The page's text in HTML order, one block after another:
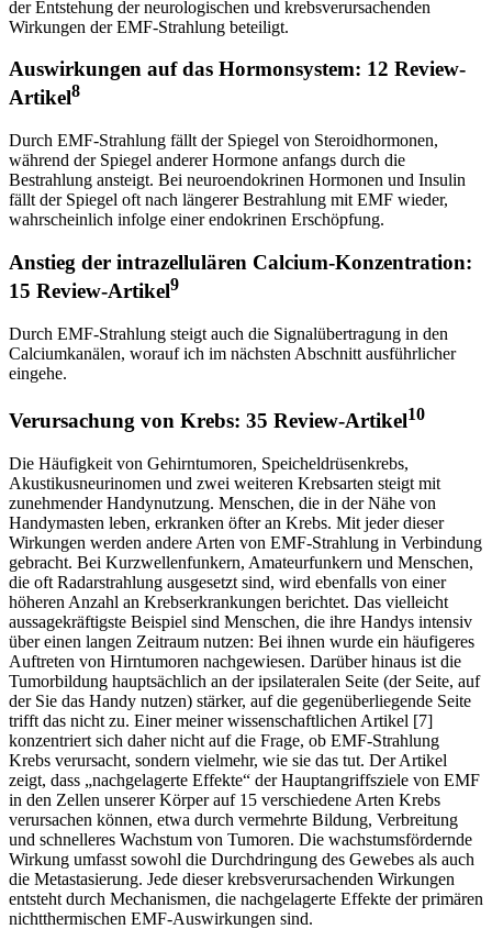
der Entstehung der neurologischen und krebsverursachenden
Wirkungen der EMF-Strahlung beteiligt.
Auswirkungen auf das Hormonsystem: 12 Review-
Artikel8
Durch EMF-Strahlung fällt der Spiegel von Steroidhormonen,
während der Spiegel anderer Hormone anfangs durch die
Bestrahlung ansteigt. Bei neuroendokrinen Hormonen und Insulin
fällt der Spiegel oft nach längerer Bestrahlung mit EMF wieder,
wahrscheinlich infolge einer endokrinen Erschöpfung.
Anstieg der intrazellulären Calcium-Konzentration:
15 Review-Artikel9
Durch EMF-Strahlung steigt auch die Signalübertragung in den
Calciumkanälen, worauf ich im nächsten Abschnitt ausführlicher
eingehe.
Verursachung von Krebs: 35 Review-Artikel10
Die Häufigkeit von Gehirntumoren, Speicheldrüsenkrebs,
Akustikusneurinomen und zwei weiteren Krebsarten steigt mit
zunehmender Handynutzung. Menschen, die in der Nähe von
Handymasten leben, erkranken öfter an Krebs. Mit jeder dieser
Wirkungen werden andere Arten von EMF-Strahlung in Verbindung
gebracht. Bei Kurzwellenfunkern, Amateurfunkern und Menschen,
die oft Radarstrahlung ausgesetzt sind, wird ebenfalls von einer
höheren Anzahl an Krebserkrankungen berichtet. Das vielleicht
aussagekräftigste Beispiel sind Menschen, die ihre Handys intensiv
über einen langen Zeitraum nutzen: Bei ihnen wurde ein häufigeres
Auftreten von Hirntumoren nachgewiesen. Darüber hinaus ist die
Tumorbildung hauptsächlich an der ipsilateralen Seite (der Seite, auf
der Sie das Handy nutzen) stärker, auf die gegenüberliegende Seite
trifft das nicht zu. Einer meiner wissenschaftlichen Artikel [7]
konzentriert sich daher nicht auf die Frage, ob EMF-Strahlung
Krebs verursacht, sondern vielmehr, wie sie das tut. Der Artikel
zeigt, dass „nachgelagerte Effekte“ der Hauptangriffsziele von EMF
in den Zellen unserer Körper auf 15 verschiedene Arten Krebs
verursachen können, etwa durch vermehrte Bildung, Verbreitung
und schnelleres Wachstum von Tumoren. Die wachstumsfördernde
Wirkung umfasst sowohl die Durchdringung des Gewebes als auch
die Metastasierung. Jede dieser krebsverursachenden Wirkungen
entsteht durch Mechanismen, die nachgelagerte Effekte der primären
nichtthermischen EMF-Auswirkungen sind.